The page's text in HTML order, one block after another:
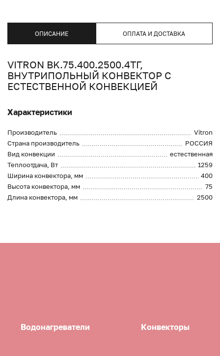
ОПИСАНИЕ ОПЛАТА И ДОСТАВКА
VITRON BK.75.400.2500.4ТГ,
ВНУТРИПОЛЬНЫЙ КОНВЕКТОР С
ЕСТЕСТВЕННОЙ КОНВЕКЦИЕЙ
Характеристики
Производитель
Vitron
Страна производитель
РОССИЯ
Вид конвекции
естественная
Теплоотдача, Вт
1259
Ширина конвектора, мм
400
Высота конвектора, мм
75
Длина конвектора, мм
2500
Водонагреватели Конвекторы